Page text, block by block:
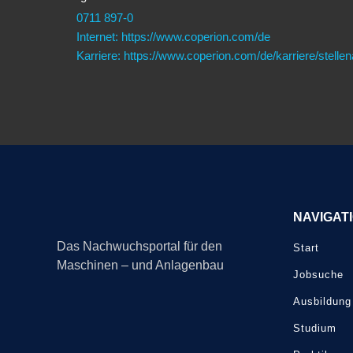
0711 897-0
Internet: https://www.coperion.com/de
Karriere: https://www.coperion.com/de/karriere/
Das Nachwuchsportal für den
Maschinen – und Anlagenbau
Start
Jobsuche
Ausbildung
Studium